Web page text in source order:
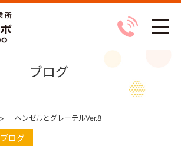
ブログ
ヘンゼルとグレーテルVer.8
ブログ